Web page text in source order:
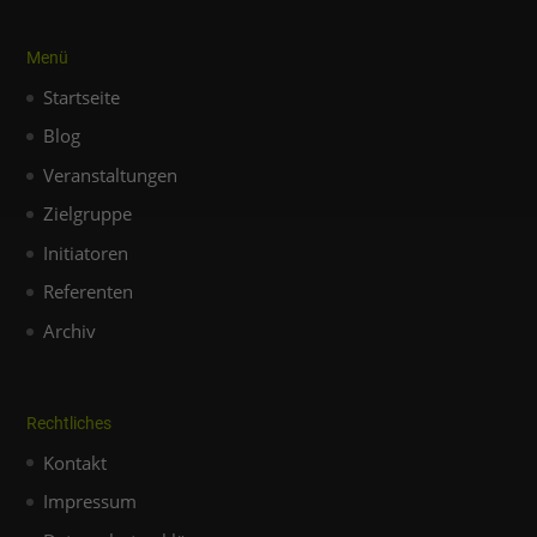
Menü
Startseite
Blog
Veranstaltungen
Zielgruppe
Initiatoren
Referenten
Archiv
Rechtliches
Kontakt
Impressum
bestimmte Cookies auswählen.
Essenziell (1)
und sind für die einwandfreie Funktion der Website
werden standardmäßig blockiert. Wenn Cookies von
externen Medien akzeptiert werden, bedarf der Zugriff auf